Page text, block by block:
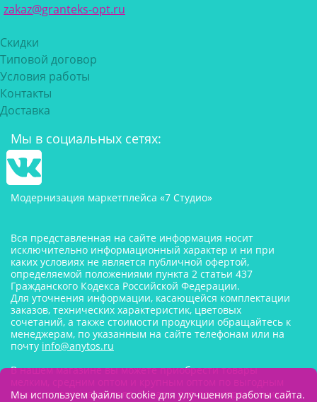
zakaz@granteks-opt.ru
Скидки
Типовой договор
Условия работы
Контакты
Доставка
Мы в социальных сетях:
Модернизация маркетплейса «7 Студио»
Вся представленная на сайте информация носит
исключительно информационный характер и ни при
каких условиях не является публичной офертой,
определяемой положениями пункта 2 статьи 437
Гражданского Кодекса Российской Федерации.
Для уточнения информации, касающейся комплектации
заказов, технических характеристик, цветовых
сочетаний, а также стоимости продукции обращайтесь к
менеджерам, по указанным на сайте телефонам или на
почту info@anytos.ru
В нашем магазине вы можете приобрести товары
ценам от производителя. Товары для одностраничников,
Мы используем файлы cookie для улучшения работы сайта.